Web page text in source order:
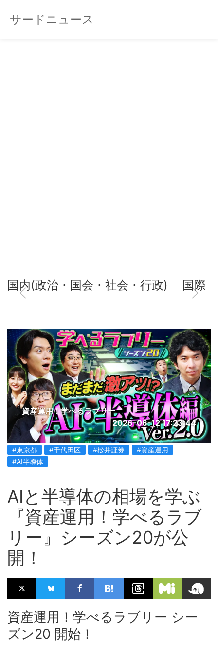
サードニュース
国内(政治・国会・社会・行政) 国際
資産運用！学べるラブリー
2026-06-12 17:23:44
#東京都 #千代田区 #松井証券
#資産運用
#AI半導体
AIと半導体の相場を学ぶ
『資産運用！学べるラブ
リー』シーズン20が公
開！
資産運用！学べるラブリー シー
ズン20 開始！